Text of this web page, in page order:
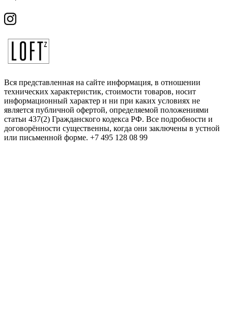
Вся представленная на сайте информация, в отношении
технических характеристик, стоимости товаров, носит
информационный характер и ни при каких условиях не
является публичной офертой, определяемой положениями
статьи 437(2) Гражданского кодекса РФ. Все подробности и
договорённости существенны, когда они заключены в устной
или письменной форме. +7 495 128 08 99